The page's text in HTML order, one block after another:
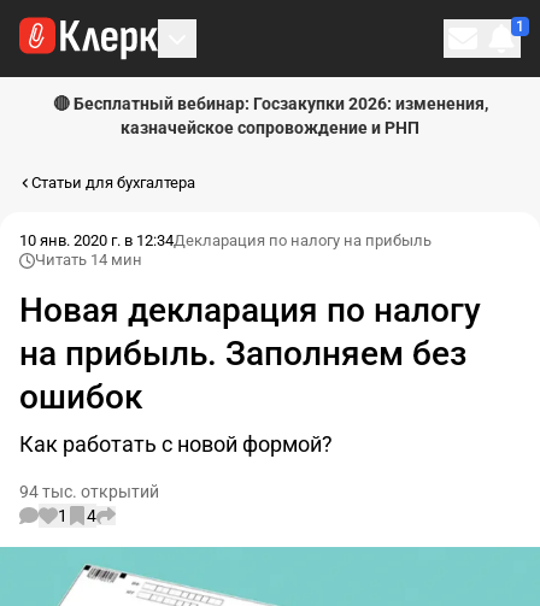
1
🔴 Бесплатный вебинар: Госзакупки 2026: изменения,
казначейское сопровождение и РНП
Статьи для бухгалтера
10 янв. 2020 г. в 12:34Декларация по налогу на прибыль
Читать 14 мин
Новая декларация по налогу
на прибыль. Заполняем без
ошибок
Как работать с новой формой?
94 тыс. открытий
1
4